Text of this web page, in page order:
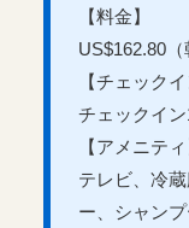
【料金】
US$162.80（
【チェック
チェックイ
【アメニティ
テレビ、冷
ー、シャン